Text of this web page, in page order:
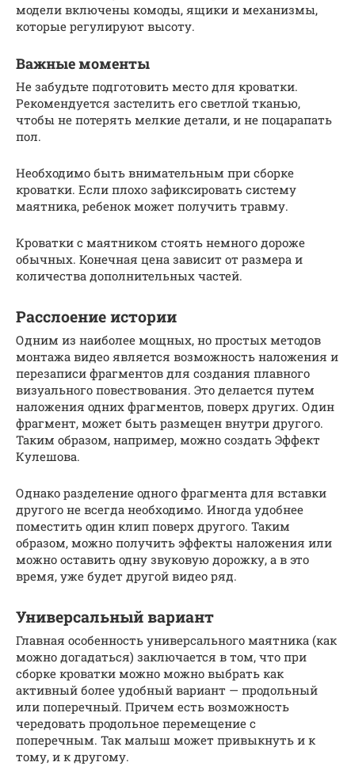
модели включены комоды, ящики и механизмы,
которые регулируют высоту.
Важные моменты
Не забудьте подготовить место для кроватки.
Рекомендуется застелить его светлой тканью,
чтобы не потерять мелкие детали, и не поцарапать
пол.
Необходимо быть внимательным при сборке
кроватки. Если плохо зафиксировать систему
маятника, ребенок может получить травму.
Кроватки с маятником стоять немного дороже
обычных. Конечная цена зависит от размера и
количества дополнительных частей.
Расслоение истории
Одним из наиболее мощных, но простых методов
монтажа видео является возможность наложения и
перезаписи фрагментов для создания плавного
визуального повествования. Это делается путем
наложения одних фрагментов, поверх других. Один
фрагмент, может быть размещен внутри другого.
Таким образом, например, можно создать Эффект
Кулешова.
Однако разделение одного фрагмента для вставки
другого не всегда необходимо. Иногда удобнее
поместить один клип поверх другого. Таким
образом, можно получить эффекты наложения или
можно оставить одну звуковую дорожку, а в это
время, уже будет другой видео ряд.
Универсальный вариант
Главная особенность универсального маятника (как
можно догадаться) заключается в том, что при
сборке кроватки можно можно выбрать как
активный более удобный вариант — продольный
или поперечный. Причем есть возможность
чередовать продольное перемещение с
поперечным. Так малыш может привыкнуть и к
тому, и к другому.